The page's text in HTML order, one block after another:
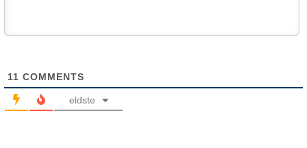
11 COMMENTS
eldste